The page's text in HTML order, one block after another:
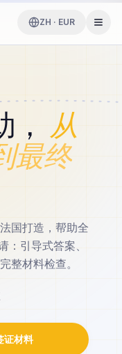
ZH · EUR
从
最终
国打造，帮助全
引导式答案、
整材料检查。
证材料